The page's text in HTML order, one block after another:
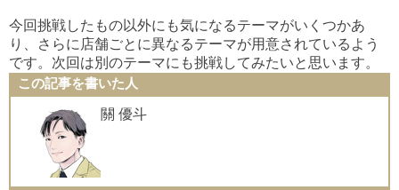
今回挑戦したもの以外にも気になるテーマがいくつかあ
り、さらに店舗ごとに異なるテーマが用意されているよう
です。次回は別のテーマにも挑戦してみたいと思います。
この記事を書いた人
關 優斗